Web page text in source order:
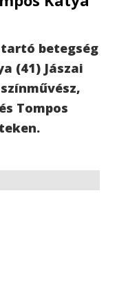
betegség
(41) Jászai
Tompos